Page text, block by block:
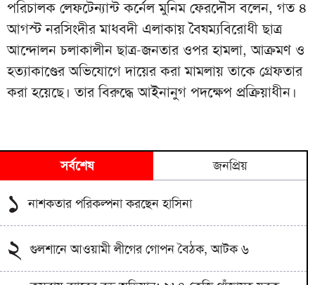
পরিচালক লেফটেন্যান্ট কর্নেল মুনিম ফেরদৌস বলেন, গত ৪
আগস্ট নরসিংদীর মাধবদী এলাকায় বৈষম্যবিরোধী ছাত্র
আন্দোলন চলাকালীন ছাত্র-জনতার ওপর হামলা, আক্রমণ ও
হত্যাকাণ্ডের অভিযোগে দায়ের করা মামলায় তাকে গ্রেফতার
করা হয়েছে। তার বিরুদ্ধে আইনানুগ পদক্ষেপ প্রক্রিয়াধীন।
সর্বশেষ জনপ্রিয়
১ নাশকতার পরিকল্পনা করছেন হাসিনা
২ গুলশানে আওয়ামী লীগের গোপন বৈঠক, আটক ৬